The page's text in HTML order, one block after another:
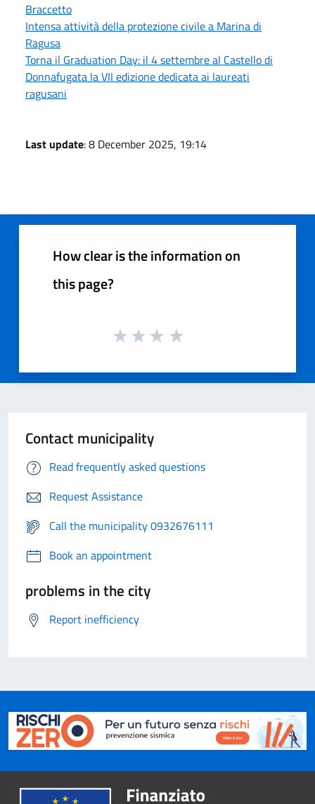
Braccetto
Intensa attività della protezione civile a Marina di
Ragusa
Torna il Graduation Day: il 4 settembre al Castello di
Donnafugata la VII edizione dedicata ai laureati
ragusani
Last update: 8 December 2025, 19:14
How clear is the information on
this page?
Contact municipality
Read frequently asked questions
Request Assistance
Call the municipality 0932676111
Book an appointment
problems in the city
Report inefficiency